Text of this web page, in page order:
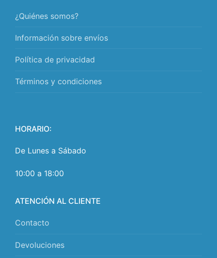
¿Quiénes somos?
Información sobre envíos
Política de privacidad
Términos y condiciones
HORARIO:
De Lunes a Sábado
10:00 a 18:00
ATENCIÓN AL CLIENTE
Contacto
Devoluciones